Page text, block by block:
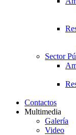
Sector
Contactos
Multimedia
Galería
Video